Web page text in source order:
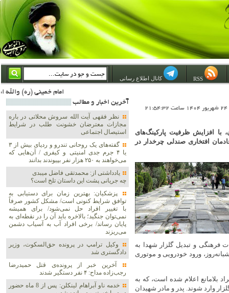
کانال اطلاع رسانی
امام خمینی (ره) والله اسلام تمامش سیاست است؛ ***** امام شهید: به گفتار امام و کردار امام اهتمام بورزید ***** امام خمینی(ره): ان شاء الله ما اندوه دلمان را در وقت مناسب با انتقام از امریکا و آل سعود برطرف خواهیم
با افزایش ظرفیت پارکینگ‌های
افتخاری صندلی چرخدار در
فرهنگی و تبدیل گلزار شهدا به
ورود خودرویی و موتوری
بلامانع اعلام شده است، که به
وارد شوند. پدر و مادر شهیدان
آخرين اخبار و مطالب
نظر فقهی آیت الله سروش محلاتی در باره
مجازات معترضان خشونت طلب در شرایط
استیصال اجتماعی
گفته‌های یک روحانی تندرو و ردپای بیش از ۳
یا ۴ جرم جدی امنیتی و کیفری / آن‌هایی که
می‌خواهند به ۲۵۰ هزار نفر بپیوندند بدانند
یادداشتی از: محمدتقی فاضل میبدی
چه جریانی پشت این داستان تلخ است؟
پزشکیان‌: بهترین زمان برای دستیابی به
توافق شرایط کنونی است/ مشکل کشور صرفاً
با تغییر افراد حل نمی‌شود/ برای همیشه
نمی‌توان جنگید؛ بالاخره باید آن را در نقطه‌ای به
پایان رساند/ برخی افراد آب به آسیاب دشمن
می‌ریزند
وکیل ترامپ در پرونده حق‌السکوت، وزیر
دادگستری شد
آخرین خبر از پرونده‌ی قتل حمیدرضا
رجب‌زاده مداح: ۴ نفر دستگیر شدند
خدمه ناو آبراهام لینکلن: پس از 8 ماه حضور